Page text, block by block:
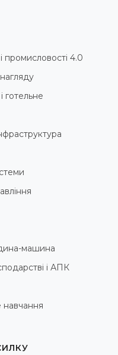
промисловості 4.0
готельне
машина
і АПК